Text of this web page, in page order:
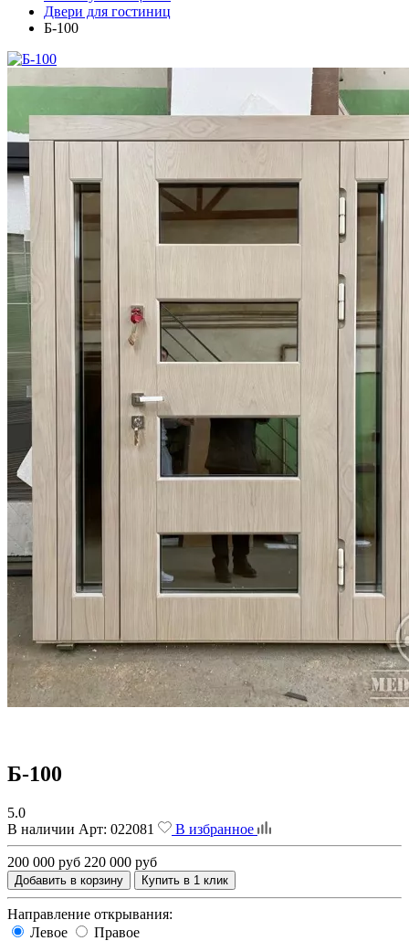
Двери для гостиниц
Б-100
Б-100
5.0
В наличии Арт: 022081 В избранное
200 000 руб 220 000 руб
Добавить в корзину Купить в 1 клик
Направление открывания:
Левое
Правое